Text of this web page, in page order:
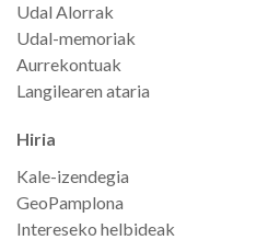
Udal Alorrak
Udal-memoriak
Aurrekontuak
Langilearen ataria
Hiria
Kale-izendegia
GeoPamplona
Intereseko helbideak